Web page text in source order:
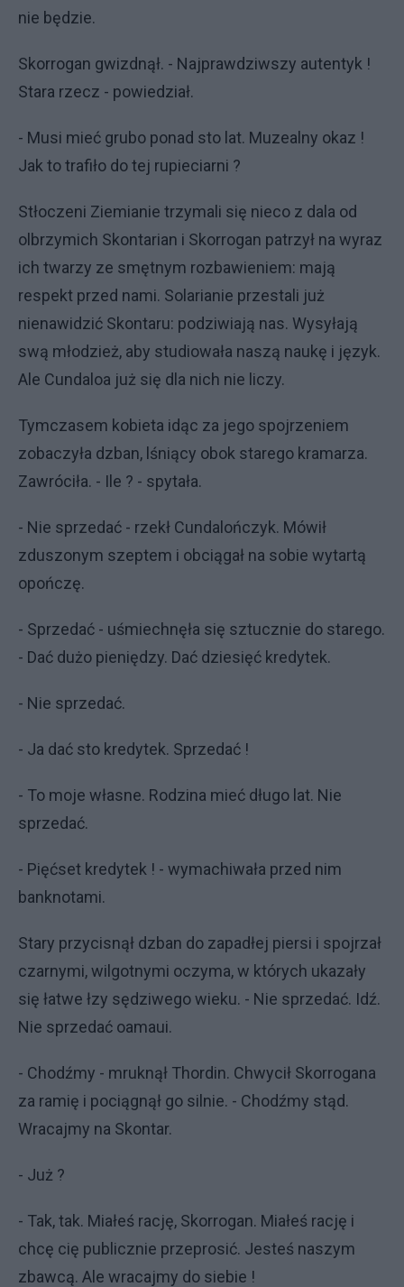
nie będzie.
Skorrogan gwizdnął. - Najprawdziwszy autentyk !
Stara rzecz - powiedział.
- Musi mieć grubo ponad sto lat. Muzealny okaz !
Jak to trafiło do tej rupieciarni ?
Stłoczeni Ziemianie trzymali się nieco z dala od
olbrzymich Skontarian i Skorrogan patrzył na wyraz
ich twarzy ze smętnym rozbawieniem: mają
respekt przed nami. Solarianie przestali już
nienawidzić Skontaru: podziwiają nas. Wysyłają
swą młodzież, aby studiowała naszą naukę i język.
Ale Cundaloa już się dla nich nie liczy.
Tymczasem kobieta idąc za jego spojrzeniem
zobaczyła dzban, lśniący obok starego kramarza.
Zawróciła. - Ile ? - spytała.
- Nie sprzedać - rzekł Cundalończyk. Mówił
zduszonym szeptem i obciągał na sobie wytartą
opończę.
- Sprzedać - uśmiechnęła się sztucznie do starego.
- Dać dużo pieniędzy. Dać dziesięć kredytek.
- Nie sprzedać.
- Ja dać sto kredytek. Sprzedać !
- To moje własne. Rodzina mieć długo lat. Nie
sprzedać.
- Pięćset kredytek ! - wymachiwała przed nim
banknotami.
Stary przycisnął dzban do zapadłej piersi i spojrzał
czarnymi, wilgotnymi oczyma, w których ukazały
się łatwe łzy sędziwego wieku. - Nie sprzedać. Idź.
Nie sprzedać oamaui.
- Chodźmy - mruknął Thordin. Chwycił Skorrogana
za ramię i pociągnął go silnie. - Chodźmy stąd.
Wracajmy na Skontar.
- Już ?
- Tak, tak. Miałeś rację, Skorrogan. Miałeś rację i
chcę cię publicznie przeprosić. Jesteś naszym
zbawcą. Ale wracajmy do siebie !